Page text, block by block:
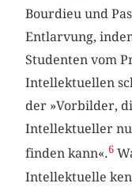
Bourdieu und
Entlarvung,
Studenten vom
Intellektuellen
der »Vorbilder,
Intellektueller
finden kann«.6
Intellektuelle